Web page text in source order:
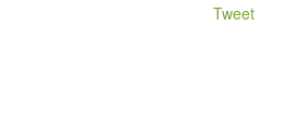
Tweet